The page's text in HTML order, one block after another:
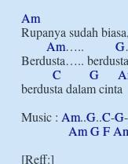
Am
Rupanya sudah
Am….. G
Berdusta…..
C
G
berdusta dalam cinta
Music : Am..G..C-G-
AmGF